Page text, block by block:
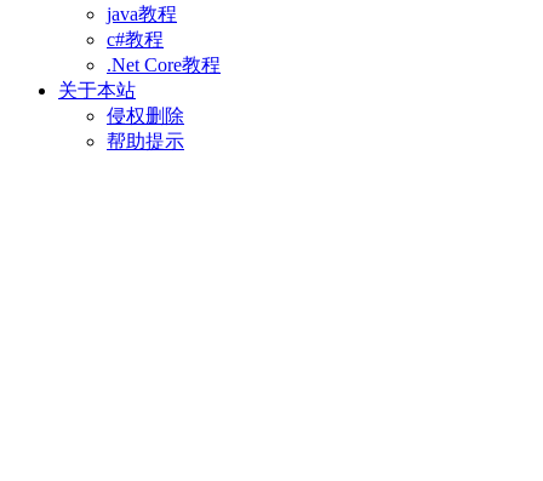
java教程
c#教程
.Net Core教程
关于本站
侵权删除
帮助提示